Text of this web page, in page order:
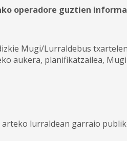
operadore guztien
Mugi/Lurraldebus
aukera, planifikatzailea,
lurraldean garraio